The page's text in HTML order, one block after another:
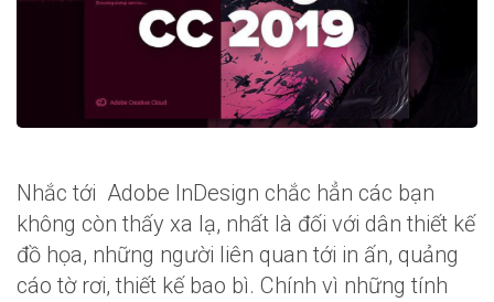
Nhắc tới Adobe InDesign chắc hẳn các bạn
không còn thấy xa lạ, nhất là đối với dân thiết kế
đồ họa, những người liên quan tới in ấn, quảng
cáo tờ rơi, thiết kế bao bì. Chính vì những tính